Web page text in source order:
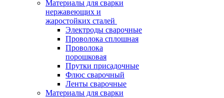
Материалы для сварки
нержавеющих и
жаростойких сталей
Электроды сварочные
Проволока сплошная
Проволока
порошковая
Прутки присадочные
Флюс сварочный
Ленты сварочные
Материалы для сварки